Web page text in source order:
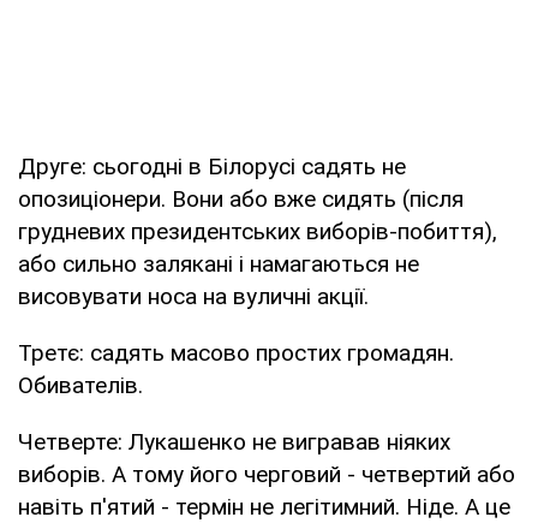
Друге: сьогодні в Білорусі садять не
опозиціонери. Вони або вже сидять (після
грудневих президентських виборів-побиття),
або сильно залякані і намагаються не
висовувати носа на вуличні акції.
Третє: садять масово простих громадян.
Обивателів.
Четверте: Лукашенко не вигравав ніяких
виборів. А тому його черговий - четвертий або
навіть п'ятий - термін не легітимний. Ніде. А це